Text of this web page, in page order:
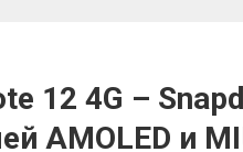
12 4G –
AMOLED и